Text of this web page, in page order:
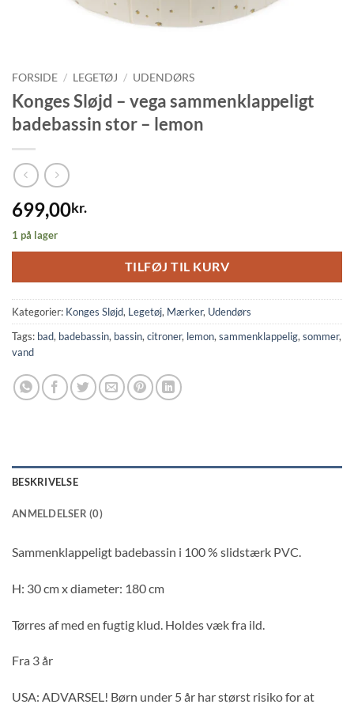
FORSIDE / LEGETØJ / UDENDØRS
Konges Sløjd – vega sammenklappeligt
badebassin stor – lemon
699,00kr.
1 på lager
TILFØJ TIL KURV
Kategorier: Konges Sløjd, Legetøj, Mærker, Udendørs
Tags: bad, badebassin, bassin, citroner, lemon, sammenklappelig, sommer,
vand
BESKRIVELSE
ANMELDELSER (0)
Sammenklappeligt badebassin i 100 % slidstærk PVC.
H: 30 cm x diameter: 180 cm
Tørres af med en fugtig klud. Holdes væk fra ild.
Fra 3 år
USA: ADVARSEL! Børn under 5 år har størst risiko for at